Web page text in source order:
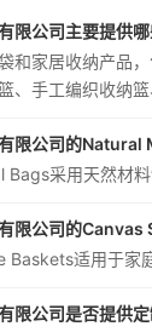
限公司主要提供哪
和家居收纳产品
、手工编织收纳
限公司的Natural
采用天然材
限公司的Canvas
适用于家
限公司是否提供定